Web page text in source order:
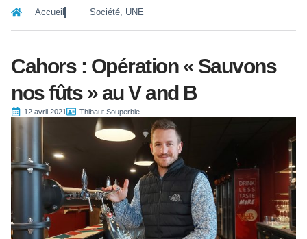
Accueil Société, UNE
Cahors : Opération « Sauvons
nos fûts » au V and B
12 avril 2021 Thibaut Souperbie